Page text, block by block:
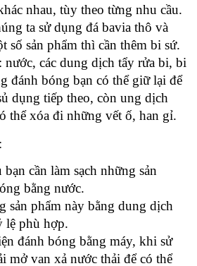
nhau, tùy theo từng nhu cầu.
ta sử dụng đá bavia thô và
số sản phẩm thì cần thêm bi sứ.
nước, các dung dịch tẩy rửa bi, bi
đánh bóng bạn có thể giữ lại để
dụng tiếp theo, còn ung dịch
thể xóa đi những vết ố, han gỉ.
cần làm sạch những sản
bằng nước.
sản phẩm này bằng dung dịch
lệ phù hợp.
đánh bóng bằng máy, khi sử
mở van xả nước thải để có thể